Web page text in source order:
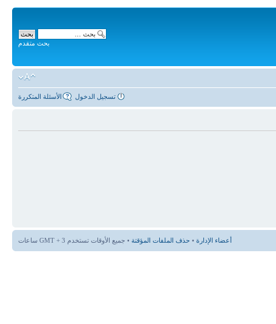
بحث متقدم
الأسئلة المتكررة تسجيل الدخول
أعضاء الإدارة • حذف الملفات المؤقتة • جميع الأوقات تستخدم GMT + 3 ساعات